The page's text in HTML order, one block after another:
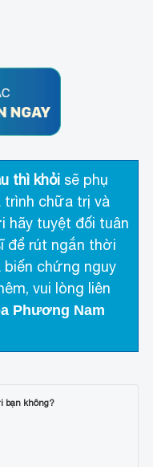
thì khỏi sẽ phụ
trình chữa trị và
hãy tuyệt đối tuân
để rút ngắn thời
biến chứng nguy
vui lòng liên
Phương Nam
bạn không?